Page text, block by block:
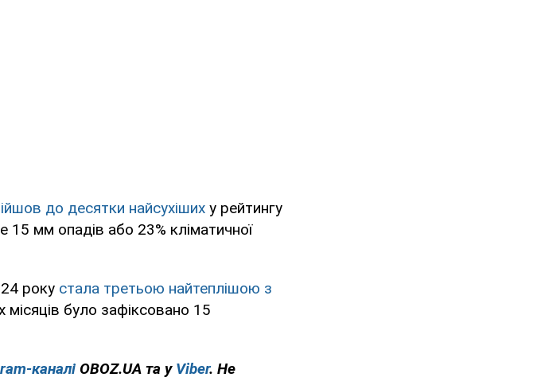
до десятки найсухіших у рейтингу
15 мм опадів або 23% кліматичної
року стала третьою найтеплішою з
було зафіксовано 15
каналі OBOZ.UA та у Viber. Не